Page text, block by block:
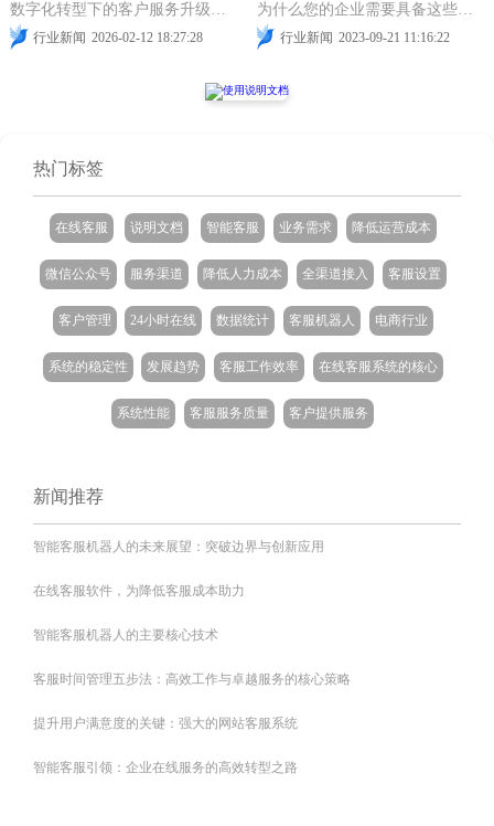
数字化转型下的客户服务升级：全渠道、全流程与数据驱动的联接新范式
行业新闻 2026-02-12 18:27:28
为什么您的企业需要具备这些在线客服软件功能？
行业新闻 2023-09-21 11:16:22
热门标签
在线客服 说明文档 智能客服 业务需求 降低运营成本
微信公众号 服务渠道 降低人力成本 全渠道接入 客服设置
客户管理 24小时在线 数据统计 客服机器人 电商行业
系统的稳定性 发展趋势 客服工作效率 在线客服系统的核心
系统性能 客服服务质量 客户提供服务
新闻推荐
智能客服机器人的未来展望：突破边界与创新应用
在线客服软件，为降低客服成本助力
智能客服机器人的主要核心技术
客服时间管理五步法：高效工作与卓越服务的核心策略
提升用户满意度的关键：强大的网站客服系统
智能客服引领：企业在线服务的高效转型之路